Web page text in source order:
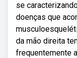
se
doenças que
da mão direita
frequentemente